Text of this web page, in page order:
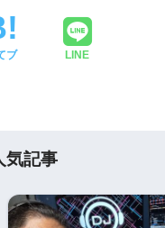
ブ LINE
気記事